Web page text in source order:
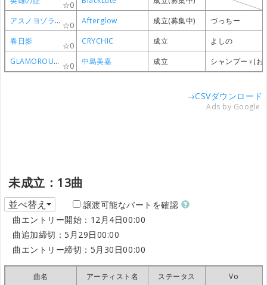
0
アスノヨゾラ哨戒班
0 Afterglow 成立(募集中)
づっちー
春日影
0 CRYCHIC 成立
よしの
GLAMOROUS SKY
0 中島美嘉 成立 シャンプー♀(お
0
アスノヨゾラ哨戒班
0 Afterglow 成立(募集中)
づっちー
春日影
0 CRYCHIC 成立
よしの
GLAMOROUS SKY
0 中島美嘉 成立 シャンプー♀(お
0
アスノヨゾラ哨戒班
0 Afterglow 成立(募集中)
づっちー
春日影
0 CRYCHIC 成立
よしの
GLAMOROUS SKY
0 中島美嘉 成立 シャンプー♀(お
0
アスノヨゾラ哨戒班
0 Afterglow 成立(募集中)
づっちー
春日影
0 CRYCHIC 成立
よしの
GLAMOROUS SKY
0 中島美嘉 成立 シャンプー♀(お
→CSVダウンロード
Ads by Google
未成立：13曲
並べ替え
譲渡可能なパートを確認
曲エントリー開始：12月4日00:00
曲追加締切：5月29日00:00
曲エントリー締切：5月30日00:00
曲名 アーティスト名 ステータス
Vo
曲名 アーティスト名 ステータス
Vo
曲名 アーティスト名 ステータス
Vo
曲名 アーティスト名 ステータス
Vo